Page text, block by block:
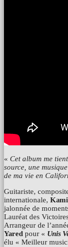
« Cet album me
source, une
de ma vie en
Guitariste,
internationale,
jalonnée de
Lauréat des
Arrangeur de
Yaredpour « Unis
élu « Meilleur